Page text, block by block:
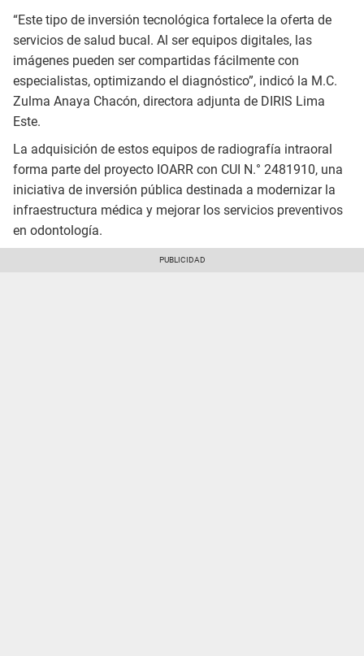
“Este tipo de inversión tecnológica fortalece la oferta de
servicios de salud bucal. Al ser equipos digitales, las
imágenes pueden ser compartidas fácilmente con
especialistas, optimizando el diagnóstico”, indicó la M.C.
Zulma Anaya Chacón, directora adjunta de DIRIS Lima
Este.
La adquisición de estos equipos de radiografía intraoral
forma parte del proyecto IOARR con CUI N.° 2481910, una
iniciativa de inversión pública destinada a modernizar la
infraestructura médica y mejorar los servicios preventivos
en odontología.